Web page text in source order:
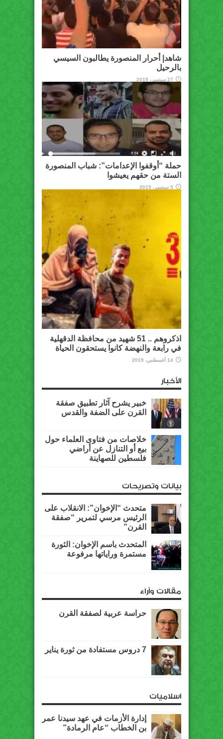
شاهد| أحرار المنصورة يطالبون السيسي
بالرحيل
27 سبتمبر، 2019
حملة “أوقفوا الإعدامات”: شباب المنصورة
الستة من حقهم يعيشوا
5 سبتمبر، 2019
اذكروهم .. 51 شهيد من محافظة الدقهلية
في رابعة والنهضة كانوا يستحقون الحياة
14 أغسطس، 2019
الأخبار
خبير يشرح آثار تطبيق صفقة
القرن على الضفة والقدس
خلاصات من فتاوى العلماء حول
بيع أو التنازل عن أراضي
فلسطين للصهاينة
بيانات وتصريحات
متحدث “الإخوان”: الانقلاب على
الرئيس مرسي لتمرير “صفقة
القرن”
المتحدث باسم الإخوان: الثورة
مستمرة وراياتها مرفوعة
مقالات وآراء
حراسة عربية لصفقة القرن
7 دروس مستفادة من ثورة يناير
اسلاميات
إدارة الأزمات في عهد سيدنا عمر
بن الخطاب “عام الرمادة”